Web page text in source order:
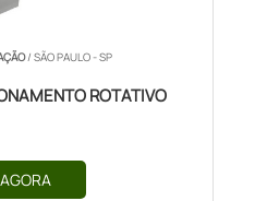
/ SÃO PAULO - SP
ROTATIVO